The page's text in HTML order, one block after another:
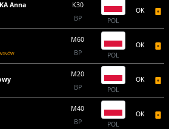
Anna
K30
BP
POL
OK
M60
BP
POL
OK
M20
BP
POL
OK
M40
BP
POL
OK